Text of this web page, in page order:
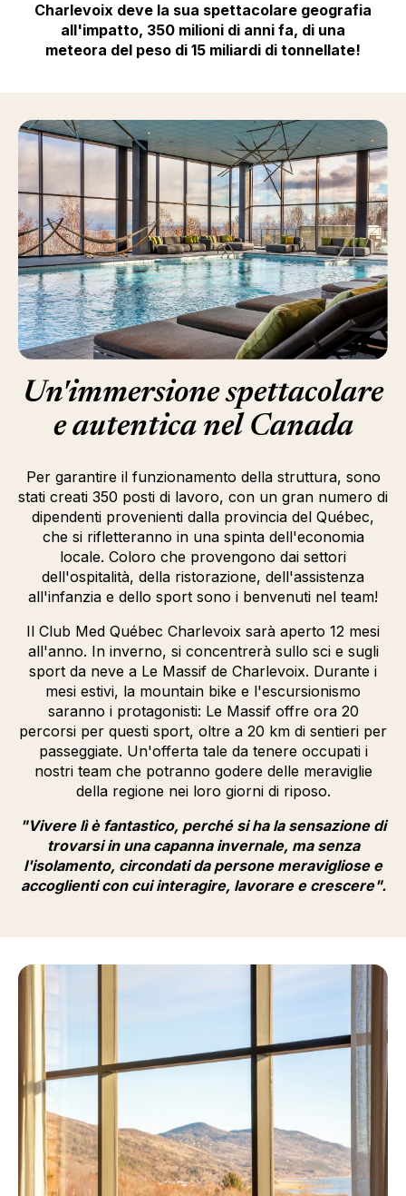
Charlevoix deve la sua spettacolare geografia
all'impatto, 350 milioni di anni fa, di una
meteora del peso di 15 miliardi di tonnellate!
Un'immersione spettacolare
e autentica nel Canada
Per garantire il funzionamento della struttura, sono
stati creati 350 posti di lavoro, con un gran numero di
dipendenti provenienti dalla provincia del Québec,
che si rifletteranno in una spinta dell'economia
locale. Coloro che provengono dai settori
dell'ospitalità, della ristorazione, dell'assistenza
all'infanzia e dello sport sono i benvenuti nel team!
Il Club Med Québec Charlevoix sarà aperto 12 mesi
all'anno. In inverno, si concentrerà sullo sci e sugli
sport da neve a Le Massif de Charlevoix. Durante i
mesi estivi, la mountain bike e l'escursionismo
saranno i protagonisti: Le Massif offre ora 20
percorsi per questi sport, oltre a 20 km di sentieri per
passeggiate. Un'offerta tale da tenere occupati i
nostri team che potranno godere delle meraviglie
della regione nei loro giorni di riposo.
"Vivere lì è fantastico, perché si ha la sensazione di
trovarsi in una capanna invernale, ma senza
l'isolamento, circondati da persone meravigliose e
accoglienti con cui interagire, lavorare e crescere".